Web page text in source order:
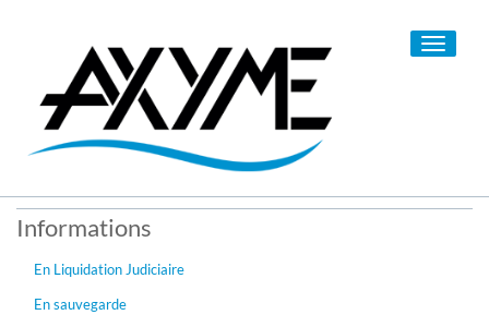
Toggle
Informations
En Liquidation Judiciaire
En sauvegarde